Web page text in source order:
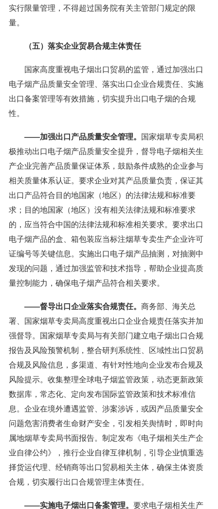
实行限量管理，不得超过国务院有关主管部门规定的限
量。
（五）落实企业贸易合规主体责任
国家高度重视电子烟出口贸易的监管，通过加强出口
电子烟产品质量安全管理、落实出口企业合规责任、实施
出口备案管理等有效措施，切实提升出口电子烟的合规
性。
——加强出口产品质量安全管理。
国家烟草专卖局积
极推动出口电子烟产品质量安全提升，督导电子烟相关生
产企业完善产品质量保证体系，鼓励条件成熟的企业参与
相关质量体系认证。要求企业对其产品质量负责，保证其
出口产品符合目的地国家（地区）的法律法规和标准要
求；目的地国家（地区）没有相关法律法规和标准要求
的，应当符合中国的法律法规和标准相关要求。要求出口
电子烟产品的盒、箱包装应当标注烟草专卖生产企业许可
证编号等关键信息。实施出口电子烟产品抽测，对抽测中
发现的问题，通过加强监管和技术指导，帮助企业提高质
量控制能力，确保电子烟产品符合相关要求。
——督导出口企业落实合规责任。 商务部、海关总
署、国家烟草专卖局高度重视出口企业合规责任落实并加
强督导。国家烟草专卖局与有关部门建立电子烟出口合规
报告及风险预警机制，整合研判系统性、区域性出口贸易
合规及风险信息，多渠道、有针对性地向企业发布合规及
风险提示。收集整理全球电子烟监管政策，动态更新政策
数据库，常态化、定向发布国际监管政策和技术标准信
息。企业在境外遭遇监管、涉案涉诉，或因产品质量安全
问题危害消费者生命财产安全，引发相关舆情时，即时向
属地烟草专卖局书面报告。制定发布《电子烟相关生产企
业自律公约》，推行企业自律互律机制，引导企业慎重选
择货运代理、经销商等出口贸易相关主体，确保主体资质
合规，切实履行出口合规管理主体责任。
——实施电子烟出口备案管理。 要求电子烟相关生产